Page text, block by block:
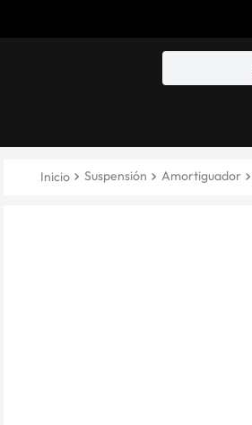
Suspensión Amortiguador